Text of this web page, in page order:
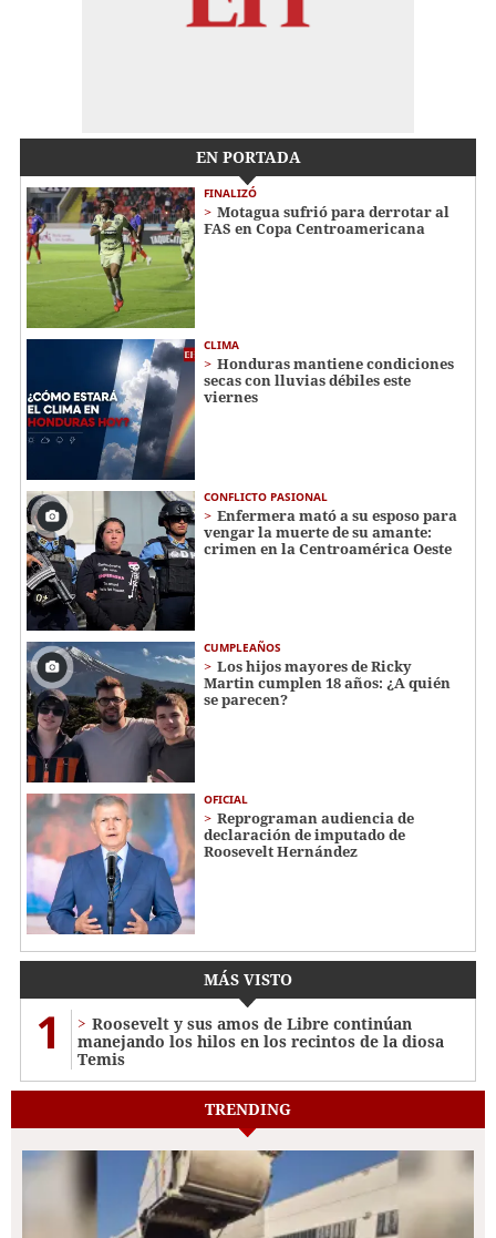
EN PORTADA
FINALIZÓ
Motagua sufrió para derrotar al
FAS en Copa Centroamericana
CLIMA
Honduras mantiene condiciones
secas con lluvias débiles este
viernes
CONFLICTO PASIONAL
Enfermera mató a su esposo para
vengar la muerte de su amante:
crimen en la Centroamérica Oeste
CUMPLEAÑOS
Los hijos mayores de Ricky
Martin cumplen 18 años: ¿A quién
se parecen?
OFICIAL
Reprograman audiencia de
declaración de imputado de
Roosevelt Hernández
MÁS VISTO
1
Roosevelt y sus amos de Libre continúan
manejando los hilos en los recintos de la diosa
Temis
TRENDING